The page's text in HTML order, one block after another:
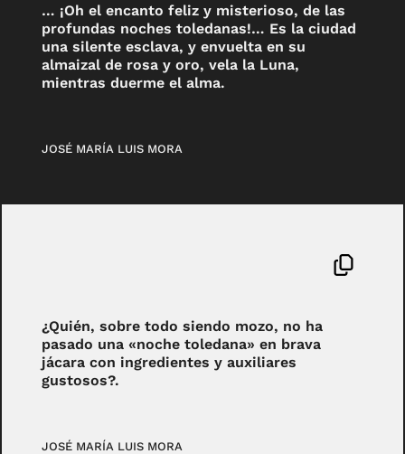
… ¡Oh el encanto feliz y misterioso, de las
profundas noches toledanas!… Es la ciudad
una silente esclava, y envuelta en su
almaizal de rosa y oro, vela la Luna,
mientras duerme el alma.
JOSÉ MARÍA LUIS MORA
¿Quién, sobre todo siendo mozo, no ha
pasado una «noche toledana» en brava
jácara con ingredientes y auxiliares
gustosos?.
JOSÉ MARÍA LUIS MORA